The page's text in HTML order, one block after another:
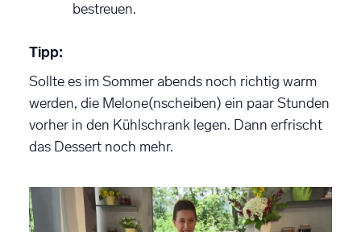
bestreuen.
Tipp:
Sollte es im Sommer abends noch richtig warm
werden, die Melone(nscheiben) ein paar Stunden
vorher in den Kühlschrank legen. Dann erfrischt
das Dessert noch mehr.